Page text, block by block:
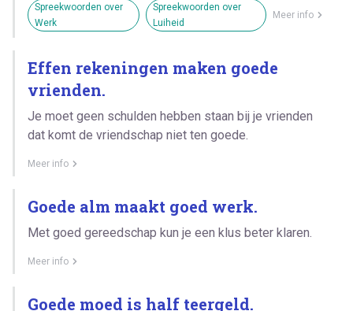
Spreekwoorden over
Werk
Spreekwoorden over
Luiheid
Meer info
Effen rekeningen maken goede
vrienden.
Je moet geen schulden hebben staan bij je vrienden
dat komt de vriendschap niet ten goede.
Meer info
Goede alm maakt goed werk.
Met goed gereedschap kun je een klus beter klaren.
Meer info
Goede moed is half teergeld.